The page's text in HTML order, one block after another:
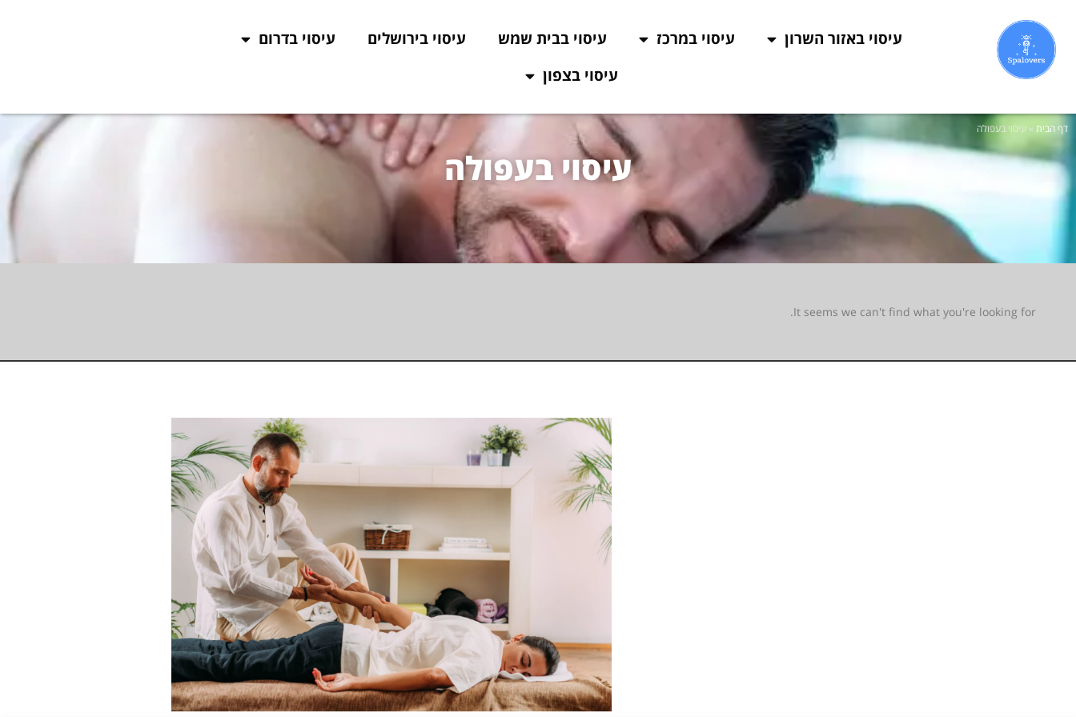
עיסוי באזור השרון עיסוי במרכז עיסוי בבית שמש עיסוי בירושלים
עיסוי בדרום
עיסוי בצפון
דף הבית » עיסוי בעפולה
עיסוי בעפולה
It seems we can't find what you're looking for.